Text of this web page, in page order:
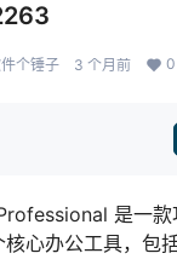
个锤子 3 个月前 0
是一款
心办公工具，包